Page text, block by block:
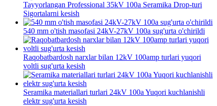
Tayyorlangan Professional 35kV 100a Seramika Drop-turi
Sigortalarni kesish
540 mm o'tish masofasi 24kV-27kV 100a sug'urta o'chirildi
Raqobatbardosh narxlar bilan 12kV 100amp turlari yuqori
voltli sug'urta kesish
Seramika materiallari turlari 24kV 100a Yuqori kuchlanishli
elektr sug'urta kesish